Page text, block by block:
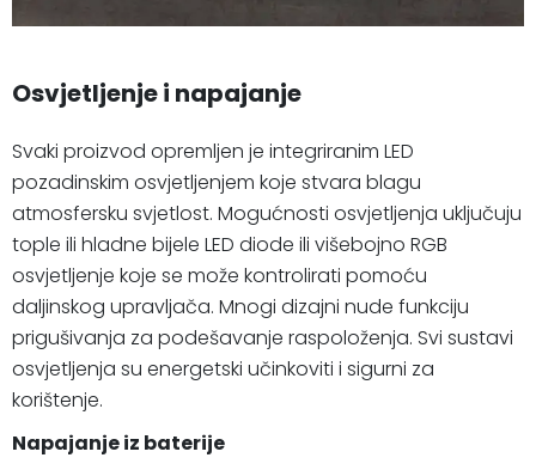
Osvjetljenje i napajanje
Svaki proizvod opremljen je integriranim LED
pozadinskim osvjetljenjem koje stvara blagu
atmosfersku svjetlost. Mogućnosti osvjetljenja uključuju
tople ili hladne bijele LED diode ili višebojno RGB
osvjetljenje koje se može kontrolirati pomoću
daljinskog upravljača. Mnogi dizajni nude funkciju
prigušivanja za podešavanje raspoloženja. Svi sustavi
osvjetljenja su energetski učinkoviti i sigurni za
korištenje.
Napajanje iz baterije